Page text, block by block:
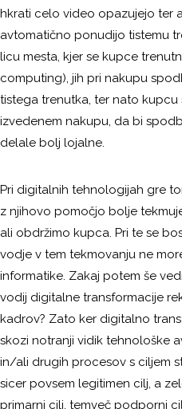
hkrati celo video opazujejo ter
avtomatično ponudijo tistemu
licu mesta, kjer se kupce
computing), jih pri nakupu
tistega trenutka, ter nato kupcu
izvedenem nakupu, da bi
delale bolj lojalne.
Pri digitalnih tehnologijah gre
z njihovo pomočjo bolje
ali obdržimo kupca. Pri te se
vodje v tem tekmovanju ne
informatike. Zakaj potem še
vodij digitalne transformacije
kadrov? Zato ker digitalno
skozi notranji vidik tehnološke
in/ali drugih procesov s ciljem
sicer povsem legitimen cilj, a
primarni cilj, temveč podporni